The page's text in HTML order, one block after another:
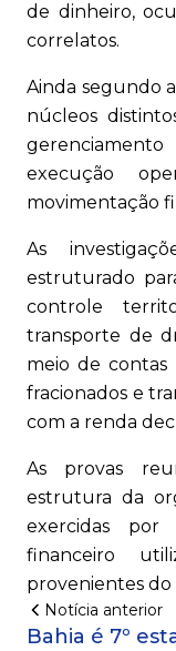
de dinheiro,
correlatos.
Ainda segundo
núcleos
gerenciamento
execução
movimentação
As
estruturado
controle
transporte de
meio de contas
fracionados e
com a renda
As provas
estrutura da
exercidas
financeiro
provenientes do
Notícia anterior
Bahia é 7º